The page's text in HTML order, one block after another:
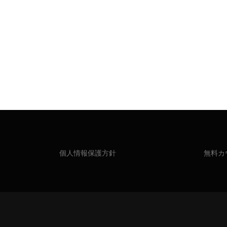
個人情報保護方針 無料